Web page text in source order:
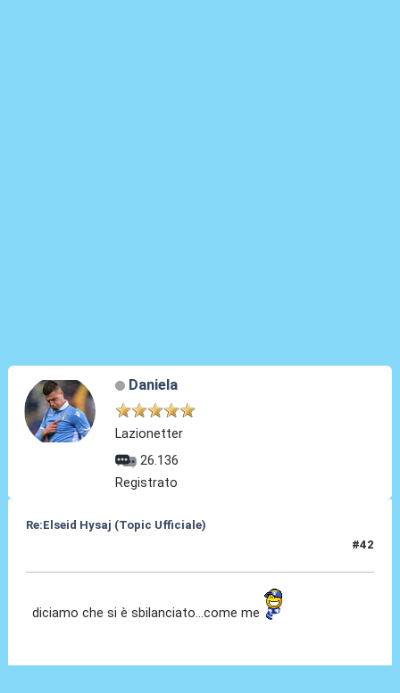
Daniela
Lazionetter
26.136
Registrato
Re:Elseid Hysaj (Topic Ufficiale)
#42
diciamo che si è sbilanciato...come me